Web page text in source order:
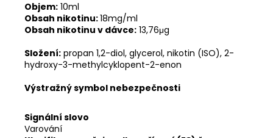
Objem: 10ml
Obsah nikotinu:18mg/ml
Obsah nikotinu v dávce: 13,76μg
Složení: propan 1,2-diol, glycerol, nikotin (ISO), 2-
hydroxy-3-methylcyklopent-2-enon
Výstražný symbol nebezpečnosti
Signální slovo
Varování